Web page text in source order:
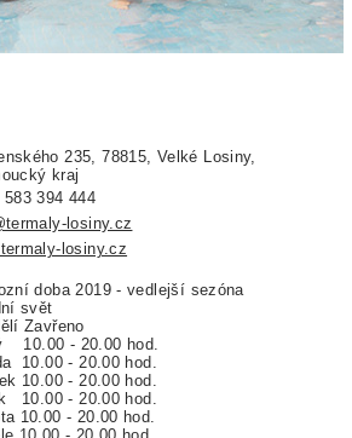
235, 78815, Velké Losiny,
kraj
583 394 444
losiny.cz
losiny.cz
doba 2019 - vedlejší sezóna
svět
Zavřeno
10.00 - 20.00 hod.
10.00 - 20.00 hod.
10.00 - 20.00 hod.
10.00 - 20.00 hod.
10.00 - 20.00 hod.